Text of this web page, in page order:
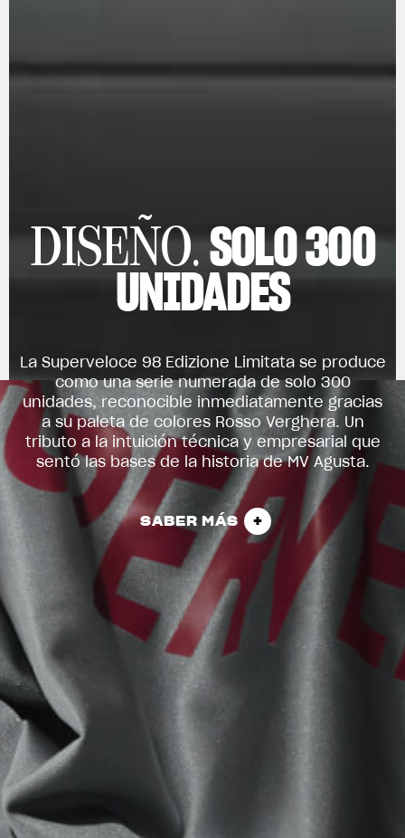
View now →
ROPA
DISEÑO.SOLO 300
UNIDADES
La Superveloce 98 Edizione Limitata se produce
como una serie numerada de solo 300
unidades, reconocible inmediatamente gracias
a su paleta de colores Rosso Verghera. Un
tributo a la intuición técnica y empresarial que
sentó las bases de la historia de MV Agusta.
SABER MÁS